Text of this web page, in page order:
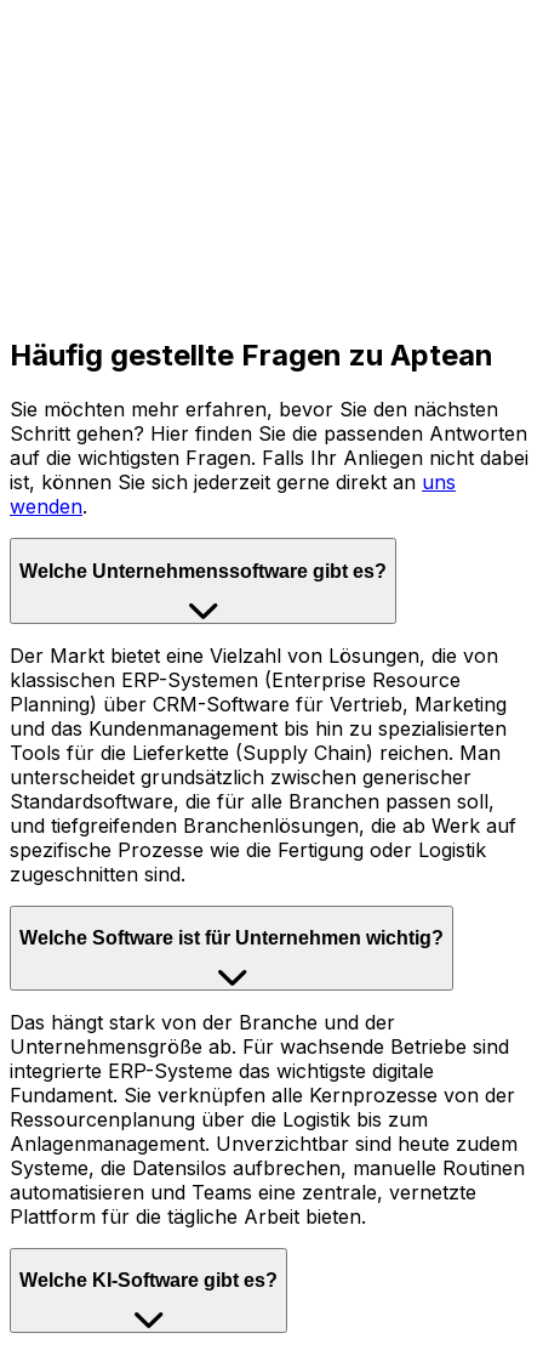
Häufig gestellte Fragen zu Aptean
Sie möchten mehr erfahren, bevor Sie den nächsten
Schritt gehen? Hier finden Sie die passenden Antworten
auf die wichtigsten Fragen. Falls Ihr Anliegen nicht dabei
ist, können Sie sich jederzeit gerne direkt an uns
wenden.
Welche Unternehmenssoftware gibt es?
Der Markt bietet eine Vielzahl von Lösungen, die von
klassischen ERP-Systemen (Enterprise Resource
Planning) über CRM-Software für Vertrieb, Marketing
und das Kundenmanagement bis hin zu spezialisierten
Tools für die Lieferkette (Supply Chain) reichen. Man
unterscheidet grundsätzlich zwischen generischer
Standardsoftware, die für alle Branchen passen soll,
und tiefgreifenden Branchenlösungen, die ab Werk auf
spezifische Prozesse wie die Fertigung oder Logistik
zugeschnitten sind.
Welche Software ist für Unternehmen wichtig?
Das hängt stark von der Branche und der
Unternehmensgröße ab. Für wachsende Betriebe sind
integrierte ERP-Systeme das wichtigste digitale
Fundament. Sie verknüpfen alle Kernprozesse von der
Ressourcenplanung über die Logistik bis zum
Anlagenmanagement. Unverzichtbar sind heute zudem
Systeme, die Datensilos aufbrechen, manuelle Routinen
automatisieren und Teams eine zentrale, vernetzte
Plattform für die tägliche Arbeit bieten.
Welche KI-Software gibt es?